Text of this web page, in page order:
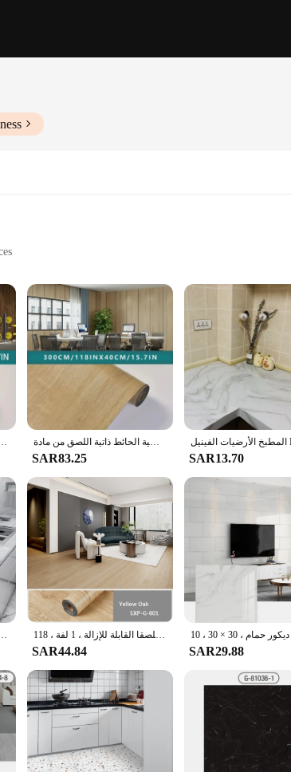
resistant
for areas that demand both style and resilience. The
designs make it a perfect match for any decor, from
making it a breeze to maintain.
room, office, or retail space, our vinyl flooring is the ideal
make it perfect for kitchens, bathrooms, and any other
alike.
commitment to quality and customer satisfaction, you can
خلفيات ديكور المنزل خزانة غرفة الديكور ملصقات أرضية ذاتية اللصق لفة من مادة تغطية أرضية الحائط ذاتية اللصق من مادة PVC، ورقة فينيل من الرخام والخشب مع دعم رقائق الألومنيوم، أرجو مزدوجة
SAR83.25 SAR13.70
ملصقات حائط ذاتية اللصق بنسيج رخامي ، ورق حائط من كلوريد البولي فينيل مقاوم للماء ، ثلاثية الأبعاد خلفية الخشب الحبوب الرجعية ، قشر والأرضيات عصا ، بلاط الأرضيات مقاوم للماء ، ملصقا القابلة للإزالة ، 1 لفة ، 118 "x 15.7"
SAR44.84 SAR29.88